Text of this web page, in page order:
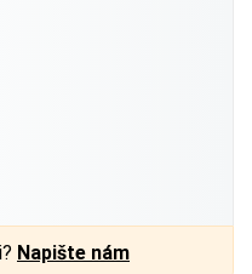
Napište nám